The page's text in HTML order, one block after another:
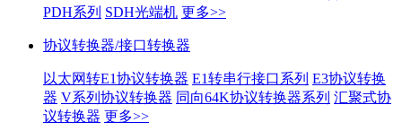
PDH系列 SDH光端机 更多>>
协议转换器/接口转换器
以太网转E1协议转换器 E1转串行接口系列 E3协议转换
器 V系列协议转换器 同向64K协议转换器系列 汇聚式协
议转换器 更多>>